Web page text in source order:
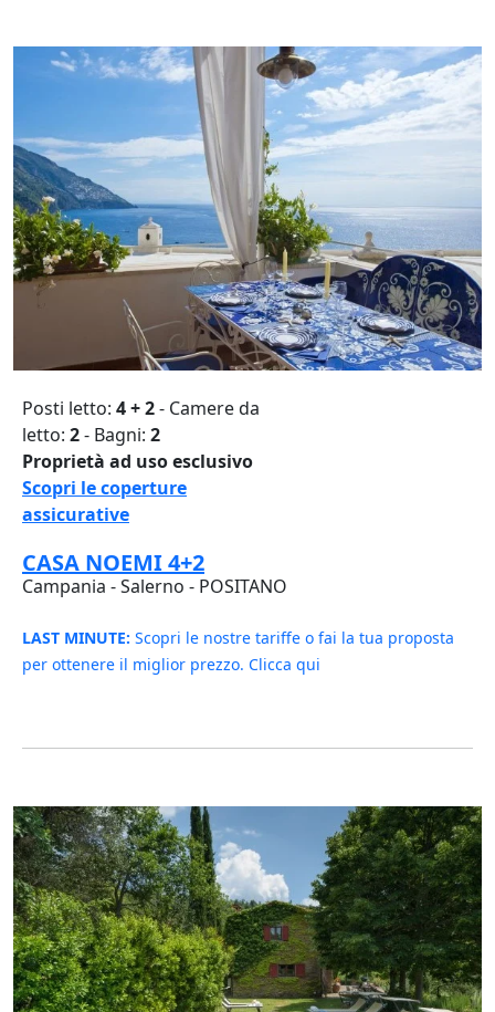
Posti letto: 4 + 2- Camere da
letto: 2- Bagni: 2
Proprietà ad uso esclusivo
Scopri le coperture
assicurative
CASA NOEMI 4+2
Campania - Salerno - POSITANO
LAST MINUTE: Scopri le nostre tariffe o fai la tua proposta
per ottenere il miglior prezzo. Clicca qui